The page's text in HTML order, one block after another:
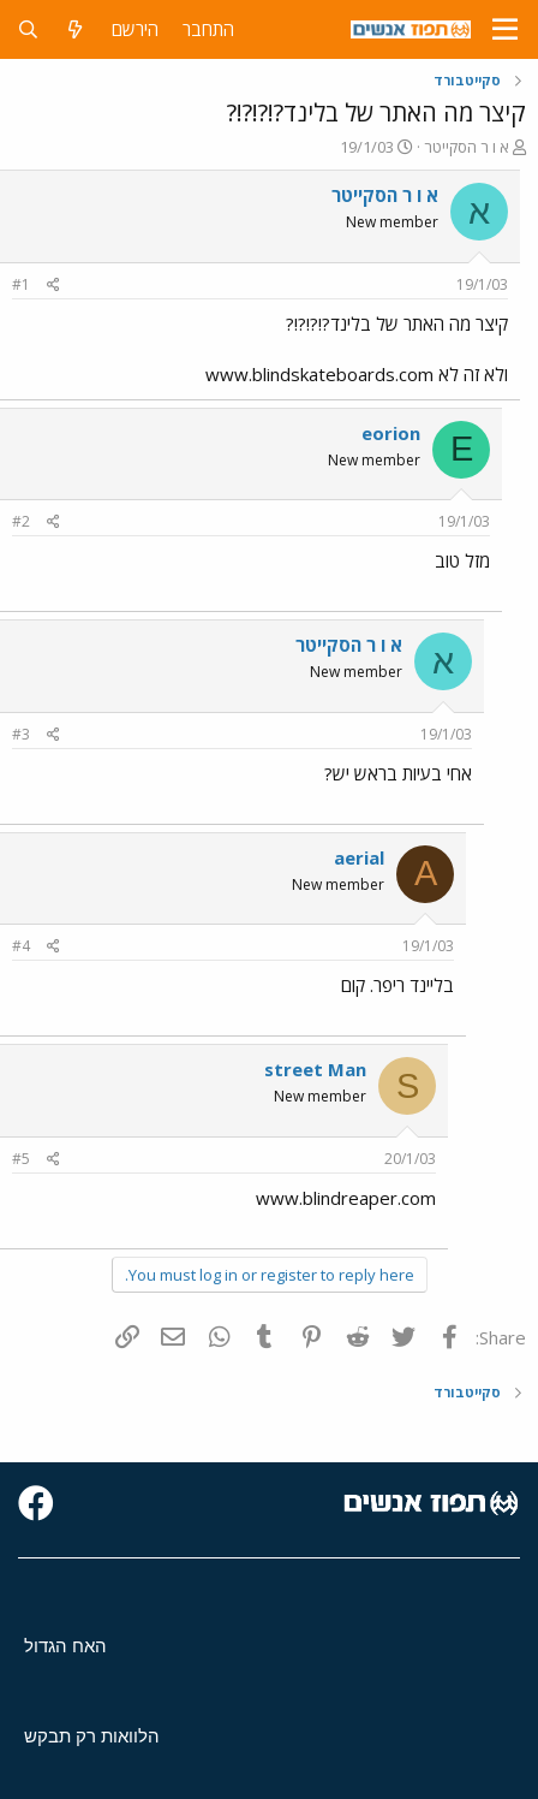
התחבר הירשם
סקייטבורד
קיצר מה האתר של בלינד?!?!?!?
פ
ו
ת
ח
ה
ש
א
א ו ר הסקייטר
פ
ו
ר
ם
ר
19/1/03
א א ו ר הסקייטר
New member
19/1/03
#1
קיצר מה האתר של בלינד?!?!?!?
ולא זה לא www.blindskateboards.com
E
eorion
New member
19/1/03
#2
מזל טוב
א א ו ר הסקייטר
New member
19/1/03
#3
אחי בעיות בראש יש?
A
aerial
New member
19/1/03
#4
בליינד ריפר. קום
S
street Man
New member
20/1/03
#5
www.blindreaper.com
You must log in or register to reply here.
Share: פייסבוק Twitter
Reddit
Pinterest
Tumblr
WhatsAppדואר אלקטרוני
סקייטבורד
האח הגדול
הלוואות רק תבקש